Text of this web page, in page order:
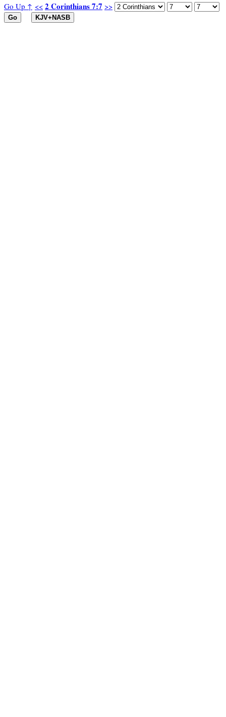
Go Up ↑ << 2 Corinthians 7:7 >>